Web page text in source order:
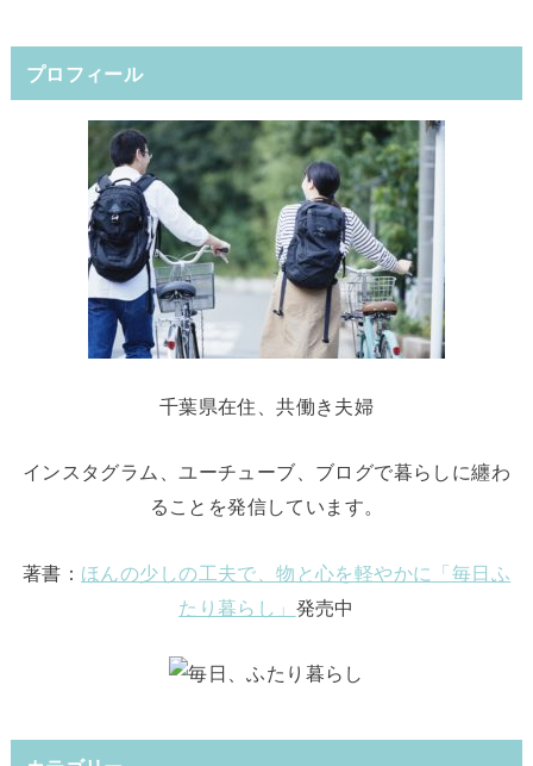
プロフィール
千葉県在住、共働き夫婦
インスタグラム、ユーチューブ、ブログで暮らしに纏わ
ることを発信しています。
著書： ほんの少しの工夫で、物と心を軽やかに「毎日ふ
たり暮らし」 発売中